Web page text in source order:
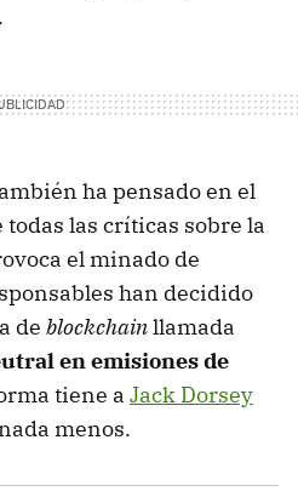
ha pensado en el
las críticas sobre la
el minado de
han decidido
de blockchainllamada
en emisiones de
tiene a Jack Dorsey
menos.